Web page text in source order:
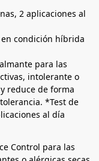
2 aplicaciones al
condición híbrida
para las
intolerante o
reduce de forma
*Test de
al día
Control para las